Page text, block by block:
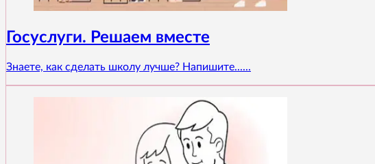
Госуслуги. Решаем вместе
Знаете, как сделать школу лучше? Напишите......